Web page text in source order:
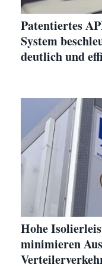
Patentiertes
System
deutlich und
Hohe
minimieren